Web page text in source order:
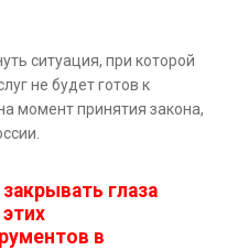
ситуация, при которой
не будет готов к
момент принятия закона,
глаза
в